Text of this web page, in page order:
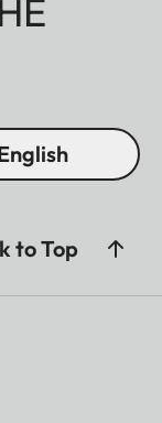
to Top